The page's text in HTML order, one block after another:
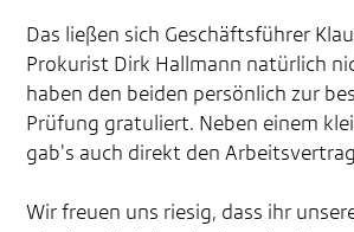
Das ließen sich Geschäftsführer
Prokurist Dirk Hallmann natürlich
haben den beiden persönlich zur
Prüfung gratuliert. Neben einem
gab's auch direkt den
Wir freuen uns riesig, dass ihr